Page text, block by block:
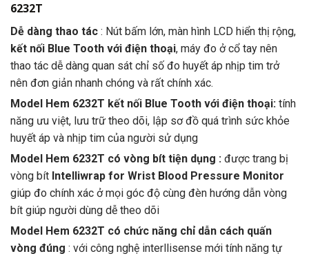
6232T
Dễ dàng thao tác : Nút bấm lớn, màn hình LCD hiển thị rộng,
kết nối Blue Tooth với điện thoại, máy đo ở cổ tay nên
thao tác dễ dàng quan sát chỉ số đo huyết áp nhịp tim trở
nên đơn giản nhanh chóng và rất chính xác.
Model Hem 6232T kết nối Blue Tooth với điện thoại: tính
năng ưu việt, lưu trữ theo dõi, lập sơ đồ quá trình sức khỏe
huyết áp và nhịp tim của người sử dụng
Model Hem 6232T có vòng bít tiện dụng : được trang bị
vòng bít Intelliwrap for Wrist Blood Pressure Monitor
giúp đo chính xác ở mọi góc độ cùng đèn hướng dẫn vòng
bít giúp người dùng dễ theo dõi
Model Hem 6232T có chức năng chỉ dẫn cách quấn
vòng đúng : với công nghệ interllisense mới tính năng tự